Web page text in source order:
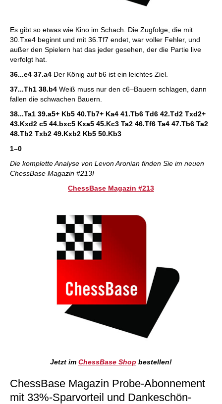
Es gibt so etwas wie Kino im Schach. Die Zugfolge, die mit
30.Txe4 beginnt und mit 36.Tf7 endet, war voller Fehler, und
außer den Spielern hat das jeder gesehen, der die Partie live
verfolgt hat.
36...e4 37.a4 Der König auf b6 ist ein leichtes Ziel.
37...Th1 38.b4 Weiß muss nur den c6–Bauern schlagen, dann
fallen die schwachen Bauern.
38...Ta1 39.a5+ Kb5 40.Tb7+ Ka4 41.Tb6 Td6 42.Td2 Txd2+
43.Kxd2 c5 44.bxc5 Kxa5 45.Kc3 Ta2 46.Tf6 Ta4 47.Tb6 Ta2
48.Tb2 Txb2 49.Kxb2 Kb5 50.Kb3
1–0
Die komplette Analyse von Levon Aronian finden Sie im neuen
ChessBase Magazin #213!
ChessBase Magazin #213
Jetzt im ChessBase Shop bestellen!
ChessBase Magazin Probe-Abonnement
mit 33%-Sparvorteil und Dankeschön-